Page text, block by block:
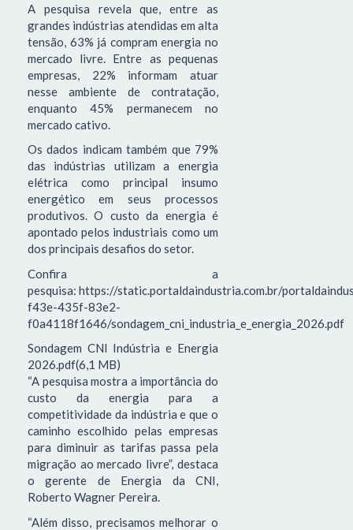
A pesquisa revela que, entre as
grandes indústrias atendidas em alta
tensão, 63% já compram energia no
mercado livre. Entre as pequenas
empresas, 22% informam atuar
nesse ambiente de contratação,
enquanto 45% permanecem no
mercado cativo.
Os dados indicam também que 79%
das indústrias utilizam a energia
elétrica como principal insumo
energético em seus processos
produtivos. O custo da energia é
apontado pelos industriais como um
dos principais desafios do setor.
Confira a
pesquisa: https://static.portaldaindustria.com.br/
f43e-435f-83e2-
f0a4118f1646/sondagem_cni_industria_e_energia_2026.pdf
Sondagem CNI Indústria e Energia
2026.pdf(6,1 MB)
“A pesquisa mostra a importância do
custo da energia para a
competitividade da indústria e que o
caminho escolhido pelas empresas
para diminuir as tarifas passa pela
migração ao mercado livre”, destaca
o gerente de Energia da CNI,
Roberto Wagner Pereira.
“Além disso, precisamos melhorar o